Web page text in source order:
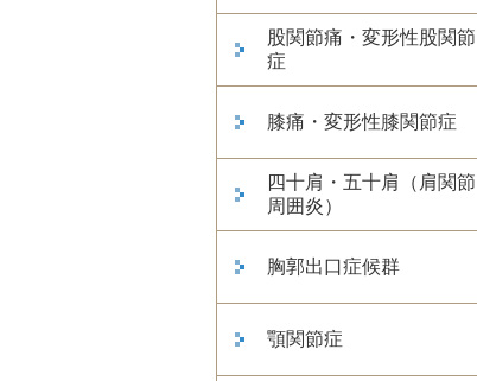
股関節痛・変形性股関節
症
膝痛・変形性膝関節症
四十肩・五十肩（肩関節
周囲炎）
胸郭出口症候群
顎関節症